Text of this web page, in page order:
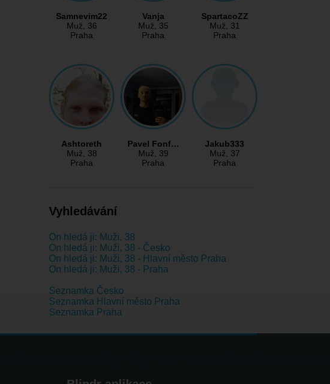
Samnevim22
Muž, 36
Praha
Vanja
Muž, 35
Praha
SpartacoZZ
Muž, 31
Praha
Ashtoreth
Muž, 38
Praha
Pavel Fonf…
Muž, 39
Praha
Jakub333
Muž, 37
Praha
Vyhledávání
On hledá ji: Muži, 38
On hledá ji: Muži, 38 - Česko
On hledá ji: Muži, 38 - Hlavní město Praha
On hledá ji: Muži, 38 - Praha
Seznamka Česko
Seznamka Hlavní město Praha
Seznamka Praha